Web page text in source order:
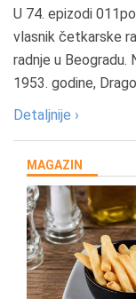
U 74. epizodi
vlasnik četkarske
radnje u
1953. godine,
Detaljnije ›
MAGAZIN